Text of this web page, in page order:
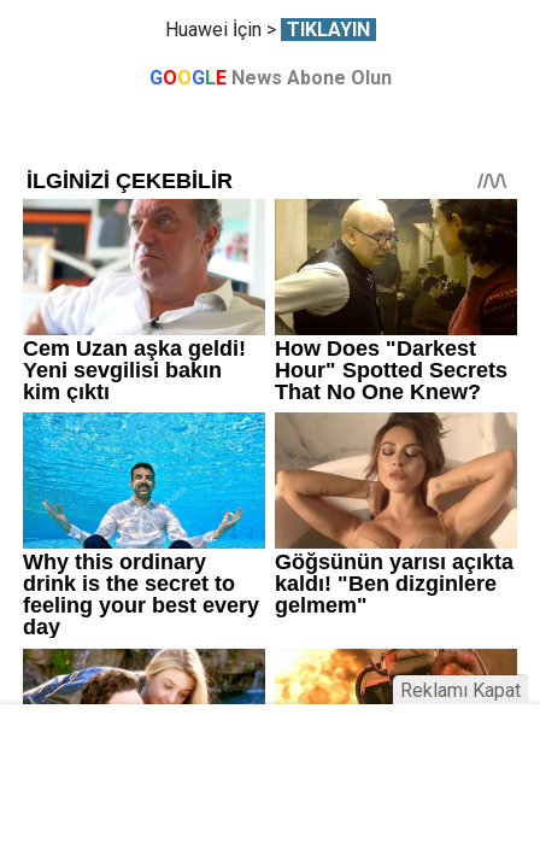
Huawei İçin > TIKLAYIN
GOOGLE News Abone Olun
Reklamı Kapat